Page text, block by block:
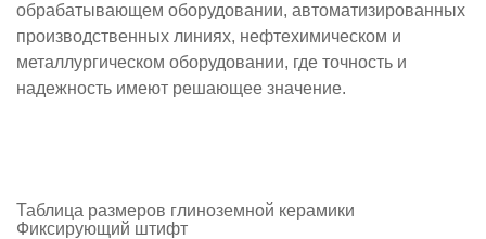
обрабатывающем оборудовании, автоматизированных
производственных линиях, нефтехимическом и
металлургическом оборудовании, где точность и
надежность имеют решающее значение.
Таблица размеров глиноземной керамики
Фиксирующий штифт